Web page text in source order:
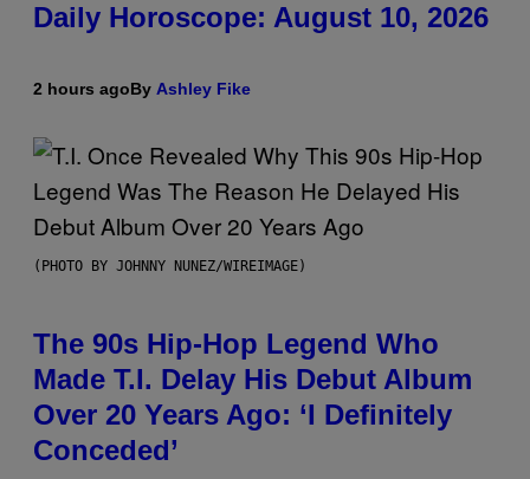
Daily Horoscope: August 10, 2026
2 hours agoBy Ashley Fike
(PHOTO BY JOHNNY NUNEZ/WIREIMAGE)
The 90s Hip-Hop Legend Who
Made T.I. Delay His Debut Album
Over 20 Years Ago: ‘I Definitely
Conceded’